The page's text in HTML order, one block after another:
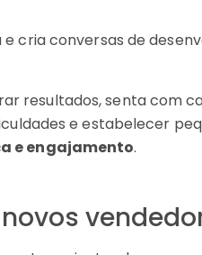
cria conversas de
resultados, senta com
e estabelecer
e engajamento.